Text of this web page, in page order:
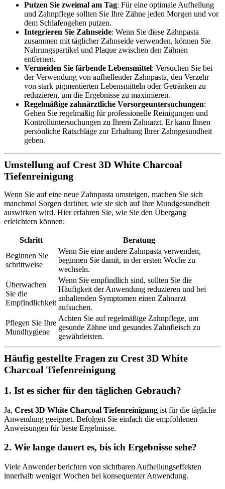
Putzen Sie zweimal am Tag: Für eine optimale Aufhellung
und Zahnpflege sollten Sie Ihre Zähne jeden Morgen und vor
dem Schlafengehen putzen.
Integrieren Sie Zahnseide: Wenn Sie diese Zahnpasta
zusammen mit täglicher Zahnseide verwenden, können Sie
Nahrungspartikel und Plaque zwischen den Zähnen
entfernen.
Vermeiden Sie färbende Lebensmittel: Versuchen Sie bei
der Verwendung von aufhellender Zahnpasta, den Verzehr
von stark pigmentierten Lebensmitteln oder Getränken zu
reduzieren, um die Ergebnisse zu maximieren.
Regelmäßige zahnärztliche Vorsorgeuntersuchungen:
Gehen Sie regelmäßig für professionelle Reinigungen und
Kontrolluntersuchungen zu Ihrem Zahnarzt. Er kann Ihnen
persönliche Ratschläge zur Erhaltung Ihrer Zahngesundheit
geben.
Umstellung auf Crest 3D White Charcoal
Tiefenreinigung
Wenn Sie auf eine neue Zahnpasta umsteigen, machen Sie sich
manchmal Sorgen darüber, wie sie sich auf Ihre Mundgesundheit
auswirken wird. Hier erfahren Sie, wie Sie den Übergang
erleichtern können:
Schritt
Beratung
Beginnen Sie
schrittweise
Wenn Sie eine andere Zahnpasta verwenden,
beginnen Sie damit, in der ersten Woche zu
wechseln.
Überwachen
Sie die
Empfindlichkeit
Wenn Sie empfindlich sind, sollten Sie die
Häufigkeit der Anwendung reduzieren und bei
anhaltenden Symptomen einen Zahnarzt
aufsuchen.
Pflegen Sie Ihre
Mundhygiene
Achten Sie auf regelmäßige Zahnpflege, um
gesunde Zähne und gesundes Zahnfleisch zu
gewährleisten.
Häufig gestellte Fragen zu Crest 3D White
Charcoal Tiefenreinigung
1. Ist es sicher für den täglichen Gebrauch?
Ja, Crest 3D White Charcoal Tiefenreinigung ist für die tägliche
Anwendung geeignet. Befolgen Sie einfach die empfohlenen
Anweisungen für beste Ergebnisse.
2. Wie lange dauert es, bis ich Ergebnisse sehe?
Viele Anwender berichten von sichtbaren Aufhellungseffekten
innerhalb weniger Wochen bei konsequenter Anwendung.